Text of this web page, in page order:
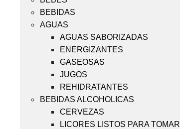
BEBIDAS
AGUAS
AGUAS SABORIZADAS
ENERGIZANTES
GASEOSAS
JUGOS
REHIDRATANTES
BEBIDAS ALCOHOLICAS
CERVEZAS
LICORES LISTOS PARA TOMAR